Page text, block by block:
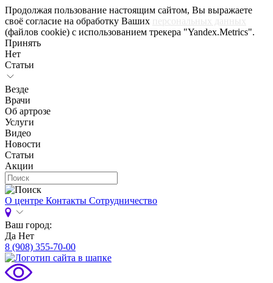
Продолжая пользование настоящим сайтом, Вы выражаете
своё согласие на обработку Ваших персональных данных
(файлов cookie) с использованием трекера "Yandex.Metrics".
Принять
Нет
Статьи
Везде
Врачи
Об артрозе
Услуги
Видео
Новости
Статьи
Акции
О центре Контакты Сотрудничество
Ваш город:
Да Нет
8 (908) 355-70-00